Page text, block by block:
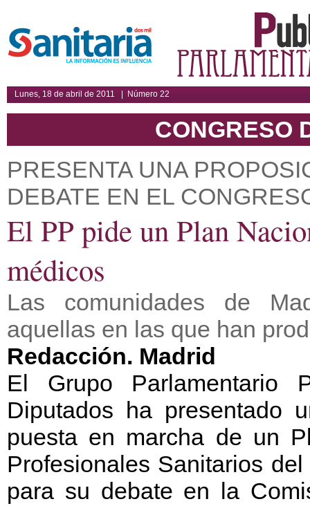
Lunes, 18 de abril de 2011 | Número 22
CONGRESO
PRESENTA UNA
DEBATE EN EL
El PP pide un Plan
médicos
Las comunidades de
aquellas en las que han
Redacción. Madrid
El Grupo Parlamentario
Diputados ha presentado
puesta en marcha de un
Profesionales Sanitarios
para su debate en la